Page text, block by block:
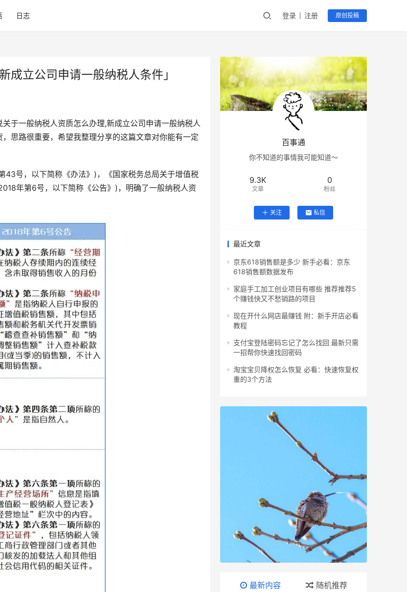
日志 登录 注册 原创投稿
成立公司申请一般纳税人条件」
于一般纳税人资质怎么办理,新成立公司申请一般纳税人
思路很重要，希望我整理分享的这篇文章对你能有一定
43号，以下简称《办法》)，《国家税务总局关于增值税
年第6号，以下简称《公告》)，明确了一般纳税人资
百事通
你不知道的事情我可能知道～
9.3K
文章
0
粉丝
关注 私信
最近文章
京东618销售额是多少 新手必看：京东
618销售额数据发布
家庭手工加工创业项目有哪些 推荐推荐5
个赚钱快又不愁销路的项目
现在开什么网店最赚钱 附：新手开店必看
教程
支付宝登陆密码忘记了怎么找回 最新只需
一招帮你快速找回密码
淘宝宝贝降权怎么恢复 必看：快速恢复权
重的3个方法
最新内容 随机推荐